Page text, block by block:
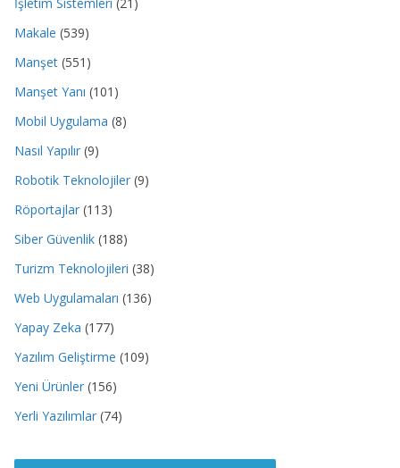
Makale (539)
Manşet (551)
Manşet Yanı (101)
Mobil Uygulama (8)
Nasıl Yapılır (9)
Robotik Teknolojiler (9)
Röportajlar (113)
Siber Güvenlik (188)
Turizm Teknolojileri (38)
Web Uygulamaları (136)
Yapay Zeka (177)
Yazılım Geliştirme (109)
Yeni Ürünler (156)
Yerli Yazılımlar (74)